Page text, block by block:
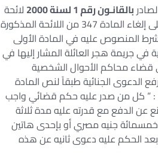
بالقانـون رقم 1 لسنة 2000
لائحة
، وقد ترتب على إلغاء المادة 347 من اللائحة المذكورة
المنصوص عليه في المادة الأولى
الجنائية في جريمة هجر العائلة المشار إليها في
إلى قضاء محاكم الأحوال الشخصية
ترتيبها ، وبذلك أصبح رفع الدعوى الجنائية طبقاً لنص المادة
أنه : ” كل من صدر عليه حكم قضائي واجب
عن الدفع مع قدرته عليه مدة ثلاثة
خمسمائة جنيه مصري أو بإحدى هاتين
الحكم عليه دعوى ثانيه عن هذه